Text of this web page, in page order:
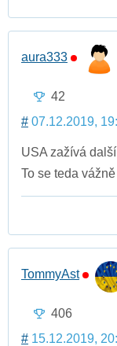
aura333
42
# 07.12.2019,
USA zažívá
To se teda
TommyAst
406
# 15.12.2019,